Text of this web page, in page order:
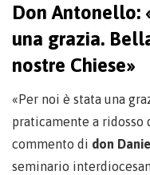
Don Antonello:
una grazia.
nostre Chiese»
«Per noi è stata una
praticamente a ridosso
commento di don
seminario